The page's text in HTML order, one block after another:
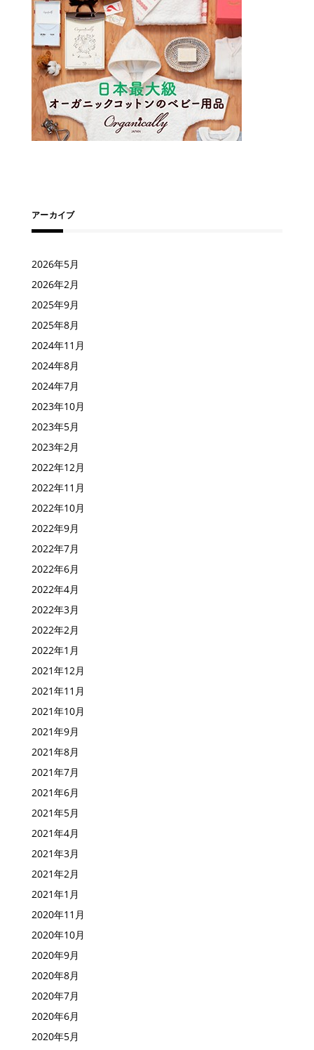
2026年5月
2026年2月
2025年9月
2025年8月
2024年11月
2024年8月
2024年7月
2023年10月
2023年5月
2023年2月
2022年12月
2022年11月
2022年10月
2022年9月
2022年7月
2022年6月
2022年4月
2022年3月
2022年2月
2022年1月
2021年12月
2021年11月
2021年10月
2021年9月
2021年8月
2021年7月
2021年6月
2021年5月
2021年4月
2021年3月
2021年2月
2021年1月
2020年11月
2020年10月
2020年9月
2020年8月
2020年7月
2020年6月